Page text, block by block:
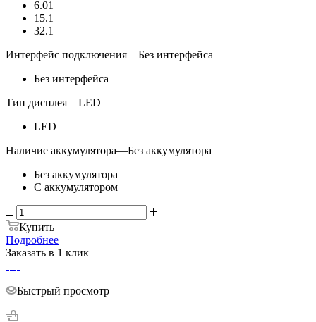
6.01
15.1
32.1
Интерфейс подключения—Без интерфейса
Без интерфейса
Тип дисплея—LED
LED
Наличие аккумулятора—Без аккумулятора
Без аккумулятора
С аккумулятором
Купить
Подробнее
Заказать в 1 клик
Быстрый просмотр